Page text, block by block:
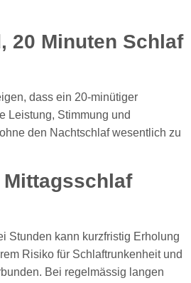
20 Minuten Schlaf
dass ein 20-minütiger
Leistung, Stimmung und
den Nachtschlaf wesentlich zu
Stunden kann kurzfristig Erholung
Risiko für Schlaftrunkenheit und
Bei regelmässig langen